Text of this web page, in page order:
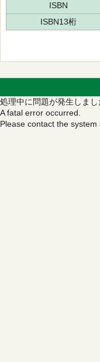
ISBN
ISBN13桁
処理中に問題が発生しまし
A fatal error occurred.
Please contact the system